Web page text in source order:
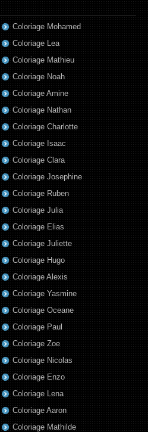
Coloriage Mohamed
Coloriage Lea
Coloriage Mathieu
Coloriage Noah
Coloriage Amine
Coloriage Nathan
Coloriage Charlotte
Coloriage Isaac
Coloriage Clara
Coloriage Josephine
Coloriage Ruben
Coloriage Julia
Coloriage Elias
Coloriage Juliette
Coloriage Hugo
Coloriage Alexis
Coloriage Yasmine
Coloriage Oceane
Coloriage Paul
Coloriage Zoe
Coloriage Nicolas
Coloriage Enzo
Coloriage Lena
Coloriage Aaron
Coloriage Mathilde